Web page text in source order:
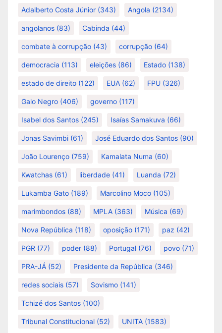
Adalberto Costa Júnior (343) Angola (2134)
angolanos (83) Cabinda (44)
combate à corrupção (43) corrupção (64)
democracia (113) eleições (86) Estado (138)
estado de direito (122) EUA (62) FPU (326)
Galo Negro (406) governo (117)
Isabel dos Santos (245) Isaías Samakuva (66)
Jonas Savimbi (61) José Eduardo dos Santos (90)
João Lourenço (759) Kamalata Numa (60)
Kwatchas (61) liberdade (41) Luanda (72)
Lukamba Gato (189) Marcolino Moco (105)
marimbondos (88) MPLA (363) Música (69)
Nova República (118) oposição (171) paz (42)
PGR (77) poder (88) Portugal (76) povo (71)
PRA-JÁ (52) Presidente da República (346)
redes sociais (57) Sovismo (141)
Tchizé dos Santos (100)
Tribunal Constitucional (52) UNITA (1583)